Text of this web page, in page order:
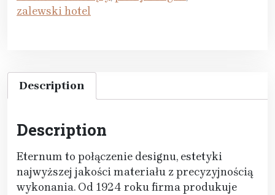
zalewski hotel
Description
Description
Eternum to połączenie designu, estetyki
najwyższej jakości materiału z precyzyjnością
wykonania. Od 1924 roku firma produkuje